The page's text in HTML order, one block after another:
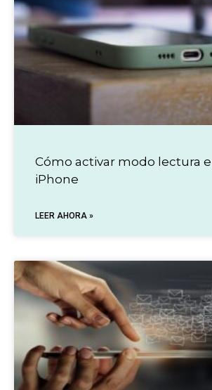
Cómo activar modo lectura
iPhone
LEER AHORA »